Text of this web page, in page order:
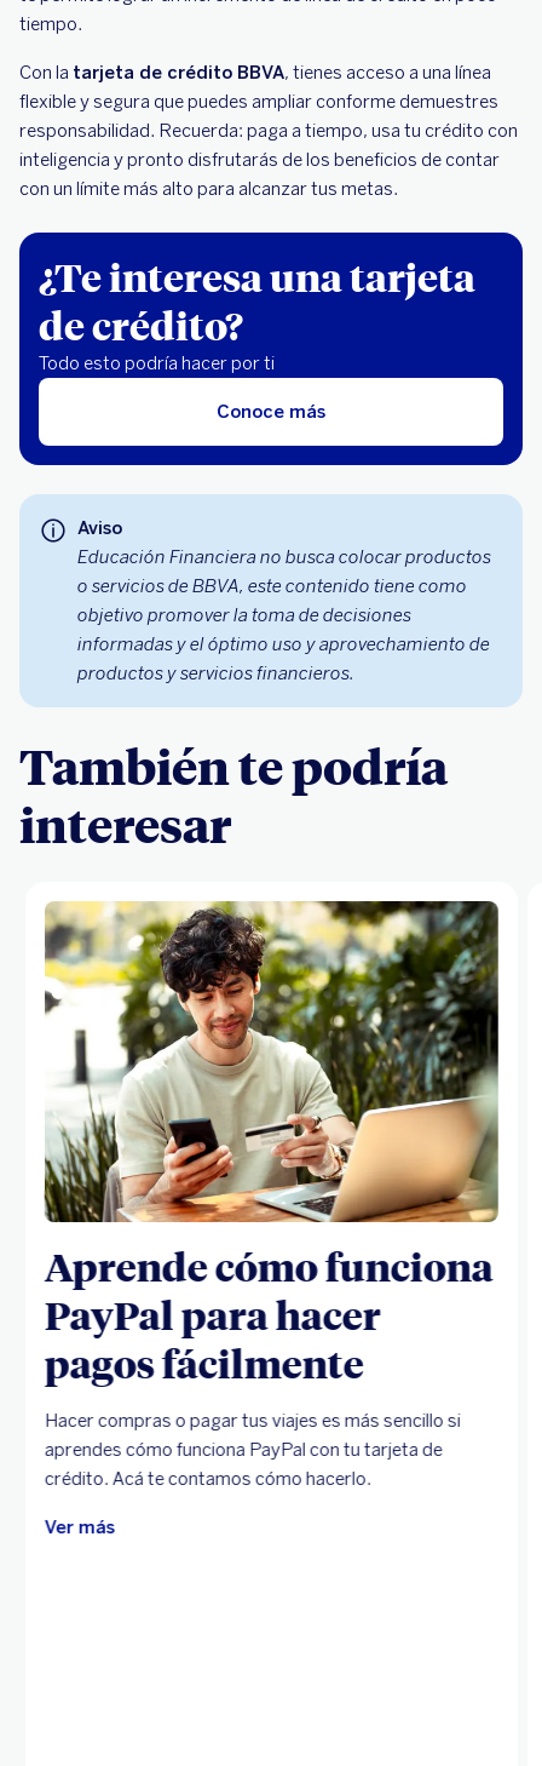
tiempo.
Con la tarjeta de crédito BBVA, tienes acceso a una línea
flexible y segura que puedes ampliar conforme demuestres
responsabilidad. Recuerda: paga a tiempo, usa tu crédito con
inteligencia y pronto disfrutarás de los beneficios de contar
con un límite más alto para alcanzar tus metas.
¿Te interesa una tarjeta
de crédito?
Todo esto podría hacer por ti
Conoce más
Aviso
Educación Financiera no busca colocar productos
o servicios de BBVA, este contenido tiene como
objetivo promover la toma de decisiones
informadas y el óptimo uso y aprovechamiento de
productos y servicios financieros.
También te podría
interesar
Aprende cómo funciona
PayPal para hacer
pagos fácilmente
Hacer compras o pagar tus viajes es más sencillo si
aprendes cómo funciona PayPal con tu tarjeta de
crédito. Acá te contamos cómo hacerlo.
Ver más